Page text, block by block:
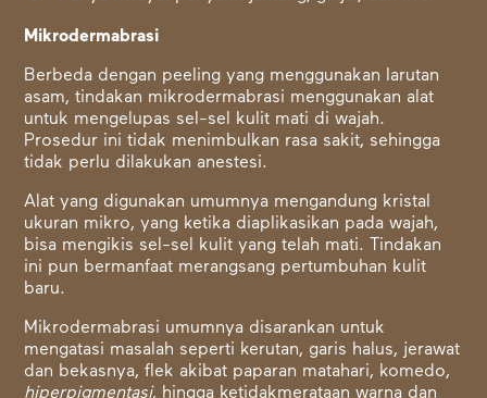
Mikrodermabrasi
Berbeda dengan peeling yang menggunakan larutan
asam, tindakan mikrodermabrasi menggunakan alat
untuk mengelupas sel-sel kulit mati di wajah.
Prosedur ini tidak menimbulkan rasa sakit, sehingga
tidak perlu dilakukan anestesi.
Alat yang digunakan umumnya mengandung kristal
ukuran mikro, yang ketika diaplikasikan pada wajah,
bisa mengikis sel-sel kulit yang telah mati. Tindakan
ini pun bermanfaat merangsang pertumbuhan kulit
baru.
Mikrodermabrasi umumnya disarankan untuk
mengatasi masalah seperti kerutan, garis halus, jerawat
dan bekasnya, flek akibat paparan matahari, komedo,
hiperpigmentasi, hingga ketidakmerataan warna dan